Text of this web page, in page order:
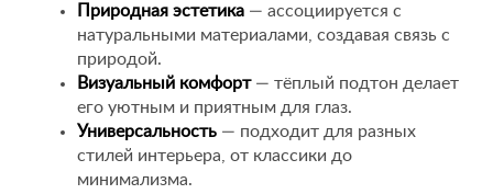
Природная эстетика — ассоциируется с
натуральными материалами, создавая связь с
природой.
Визуальный комфорт— тёплый подтон делает
его уютным и приятным для глаз.
Универсальность — подходит для разных
стилей интерьера, от классики до
минимализма.